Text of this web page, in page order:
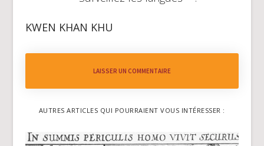
KWEN KHAN KHU
LAISSER UN COMMENTAIRE
AUTRES ARTICLES QUI POURRAIENT VOUS INTÉRESSER :